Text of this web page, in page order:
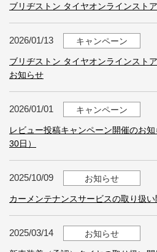
ブリヂストン タイヤオンラインスト
2026/01/13 キャンペーン
ブリヂストン タイヤオンラインスト
お知らせ
2026/01/01 キャンペーン
レビュー投稿キャンペーン開催のお
30日）
2025/10/09 お知らせ
カーメンテナンスサービスの取り扱
2025/03/14 お知らせ